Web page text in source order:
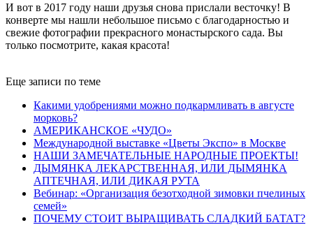
И вот в 2017 году наши друзья снова прислали весточку! В
конверте мы нашли небольшое письмо с благодарностью и
свежие фотографии прекрасного монастырского сада. Вы
только посмотрите, какая красота!
Еще записи по теме
Какими удобрениями можно подкармливать в августе
морковь?
АМЕРИКАНСКОЕ «ЧУДО»
Международной выставке «Цветы Экспо» в Москве
НАШИ ЗАМЕЧАТЕЛЬНЫЕ НАРОДНЫЕ ПРОЕКТЫ!
ДЫМЯНКА ЛЕКАРСТВЕННАЯ, ИЛИ ДЫМЯНКА
АПТЕЧНАЯ, ИЛИ ДИКАЯ РУТА
Вебинар: «Организация безотходной зимовки пчелиных
семей»
ПОЧЕМУ СТОИТ ВЫРАЩИВАТЬ СЛАДКИЙ БАТАТ?